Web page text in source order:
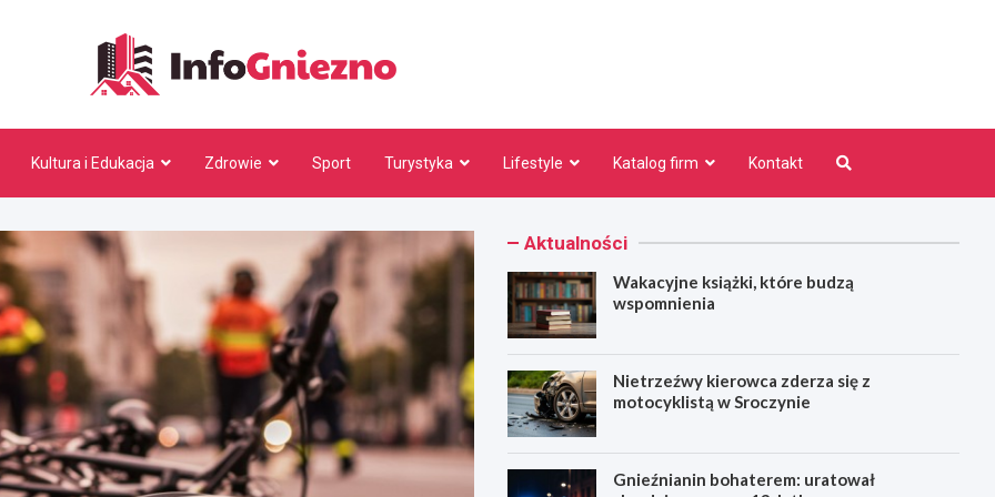
Kultura i Edukacja Zdrowie Sport Turystyka Lifestyle Katalog firm Kontakt
Aktualności
Wakacyjne książki, które budzą
wspomnienia
Nietrzeźwy kierowca zderza się z
motocyklistą w Sroczynie
Gnieźnianin bohaterem: uratował